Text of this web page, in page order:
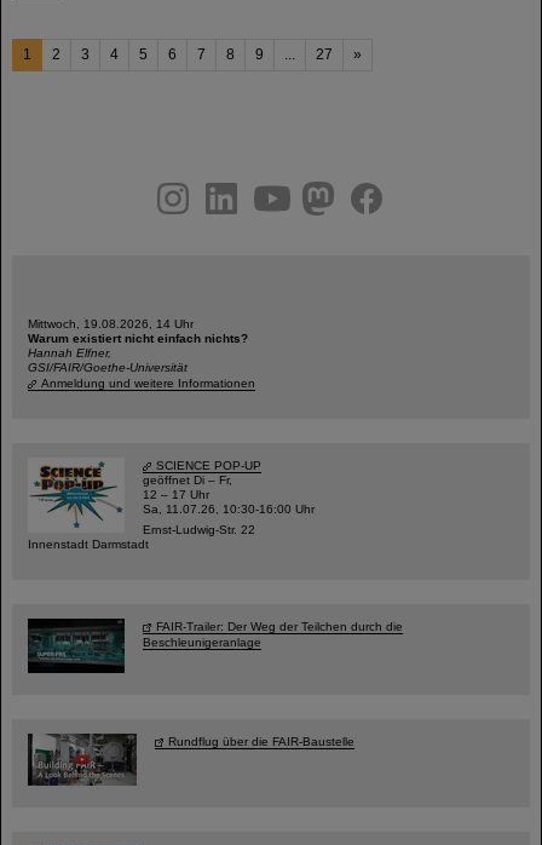
1 2 3 4 5 6 7 8 9 27 »
youtubehelmholtz.socialfacebook
Mittwoch, 19.08.2026, 14 Uhr
Warum existiert nicht einfach nichts?
Hannah Elfner,
GSI/FAIR/Goethe-Universität
Anmeldung und weitere Informationen
SCIENCE POP-UP
geöffnet Di – Fr,
12 – 17 Uhr
Sa, 11.07.26, 10:30-16:00 Uhr
Ernst-Ludwig-Str. 22
Innenstadt Darmstadt
FAIR-Trailer: Der Weg der Teilchen durch die
Beschleunigeranlage
Rundflug über die FAIR-Baustelle